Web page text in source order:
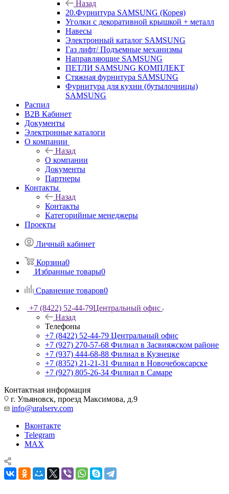
Назад
20.Фурнитура SAMSUNG (Корея)
Уголки с декоративной крышкой + металл
Навесы
Электронный каталог SAMSUNG
Газ лифт/ Подъемные механизмы
Направляющие SAMSUNG
ПЕТЛИ SAMSUNG КОМПЛЕКТ
Стяжная фурнитура SAMSUNG
Фурнитура для кухни (бутылочницы)
SAMSUNG
Распил
B2B Кабинет
Документы
Электронные каталоги
О компании
Назад
О компании
Документы
Партнеры
Контакты
Назад
Контакты
Категорийные менеджеры
Проекты
Личный кабинет
Корзина0
Избранные товары0
Сравнение товаров0
+7 (8422) 52-44-79Центральный офис
Назад
Телефоны
+7 (8422) 52-44-79 Центральный офис
+7 (927) 270-57-68 Филиал в Засвияжском районе
+7 (937) 444-68-88 Филиал в Кузнецке
+7 (8352) 21-21-31 Филиал в Новочебоксарске
+7 (927) 805-26-34 Филиал в Самаре
Контактная информация
г. Ульяновск, проезд Максимова, д.9
info@uralserv.com
Вконтакте
Telegram
MAX